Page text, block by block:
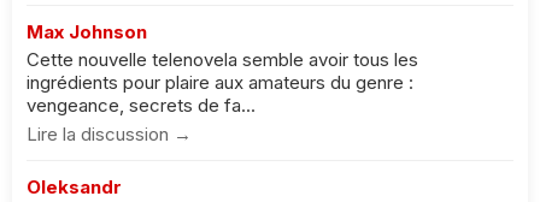
Max Johnson
Cette nouvelle telenovela semble avoir tous les
ingrédients pour plaire aux amateurs du genre :
vengeance, secrets de fa...
Lire la discussion →
Oleksandr